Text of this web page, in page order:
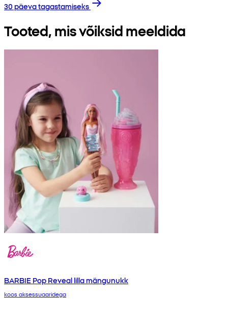
30 päeva tagastamiseks
Tooted, mis võiksid meeldida
BARBIE Pop Reveal lilla mängunukk
koos aksessuaaridega